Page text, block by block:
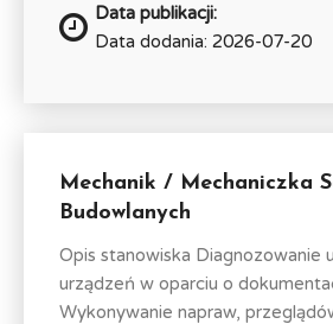
Data publikacji:
Data dodania: 2026-07-20
Mechanik / Mechaniczka
Budowlanych
Opis stanowiska Diagnozowanie
urządzeń w oparciu o
Wykonywanie napraw,